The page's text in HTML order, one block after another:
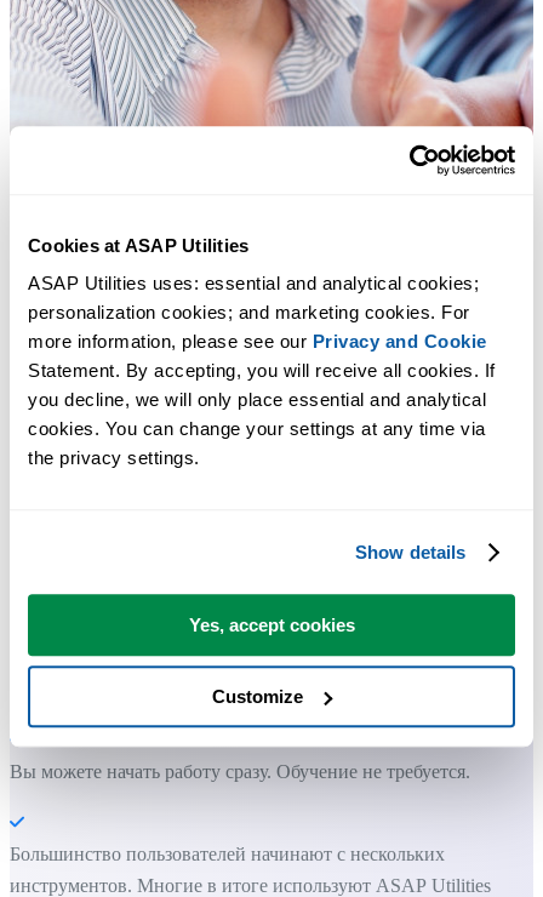
Cookies at ASAP Utilities
ASAP Utilities uses: essential and analytical cookies;
personalization cookies; and marketing cookies. For
more information, please see our Privacy and Cookie
Statement. By accepting, you will receive all cookies. If
you decline, we will only place essential and analytical
cookies. You can change your settings at any time via
the privacy settings.
Show details
Yes, accept cookies
Customize
Экономьте время в Excel. Это просто.
ASAP Utilities помогает экономить время и делать то, что
невозможно сделать только средствами Excel.
Вы можете начать работу сразу. Обучение не требуется.
Большинство пользователей начинают с нескольких
инструментов. Многие в итоге используют ASAP Utilities